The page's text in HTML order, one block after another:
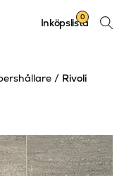
Sök
Inköpslista
0
/ Rivoli